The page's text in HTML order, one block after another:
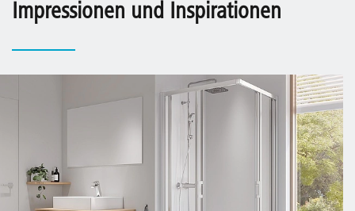
Impressionen und Inspirationen